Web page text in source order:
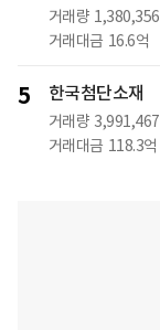
거래량 1,380,356
거래대금 16.6억
5 한국첨단소재
거래량 3,991,467
거래대금 118.3억